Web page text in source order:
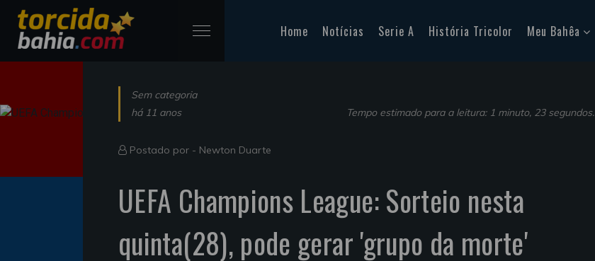
Home Notícias Serie A História Tricolor Meu Bahêa
Sem categoria
há 11 anos
Tempo estimado para a leitura: 1 minuto, 23 segundos.
Postado por - Newton Duarte
UEFA Champions League: Sorteio nesta
quinta(28), pode gerar 'grupo da morte'